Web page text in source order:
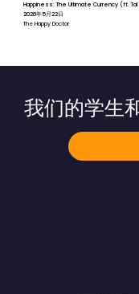
Happiness: The Ultimate Currency (ft.
2026年5月22日
The Happy Doctor
我们的学生